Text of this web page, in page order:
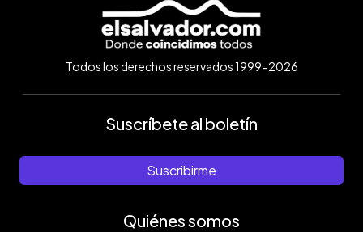
Todos los derechos reservados 1999-2026
Suscríbete al boletín
Suscribirme
Quiénes somos